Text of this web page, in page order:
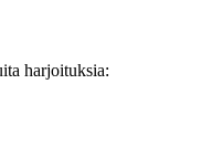
harjoituksia: